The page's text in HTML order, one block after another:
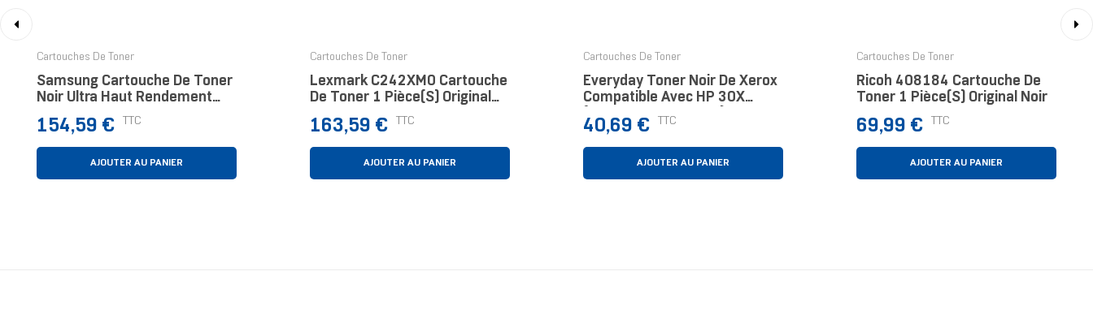
Cartouches De Toner
Samsung Cartouche De Toner
Noir Ultra Haut Rendement
Prix
154,59 € TTC
AJOUTER AU PANIER
Cartouches De Toner
Lexmark C242XM0 Cartouche
De Toner 1 Pièce(s) Original
Prix
163,59 € TTC
AJOUTER AU PANIER
Cartouches De Toner
Everyday Toner Noir De Xerox
Compatible Avec HP 30X
(CF230X/ CRG-051H), Grande
Capacité
Prix
40,69 € TTC
AJOUTER AU PANIER
Cartouches De Toner
Ricoh 408184 Cartouche De
Toner 1 Pièce(s) Original Noir
Prix
69,99 € TTC
AJOUTER AU PANIER